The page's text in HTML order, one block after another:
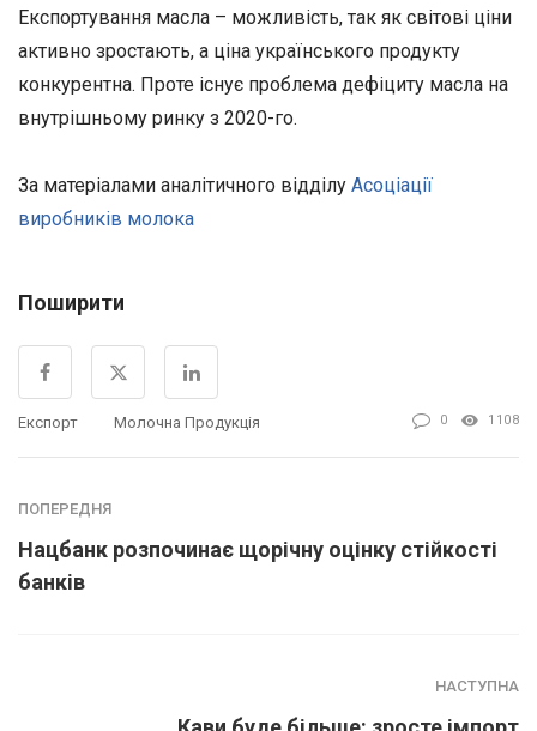
Експортування масла – можливість, так як світові ціни
активно зростають, а ціна українського продукту
конкурентна. Проте існує проблема дефіциту масла на
внутрішньому ринку з 2020-го.
За матеріалами аналітичного відділу Асоціації
виробників молока
Поширити
Експорт Молочна Продукція 0 1108
ПОПЕРЕДНЯ
Нацбанк розпочинає щорічну оцінку стійкості
банків
НАСТУПНА